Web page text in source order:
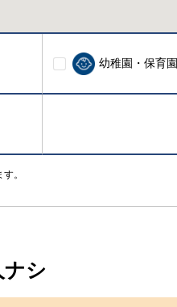
幼稚園・保育園
。
ナシ